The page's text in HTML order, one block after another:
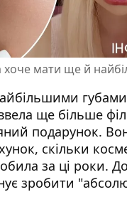
хоче мати ще й
губами
ще більше
подарунок.
скільки
за ці роки.
зробити